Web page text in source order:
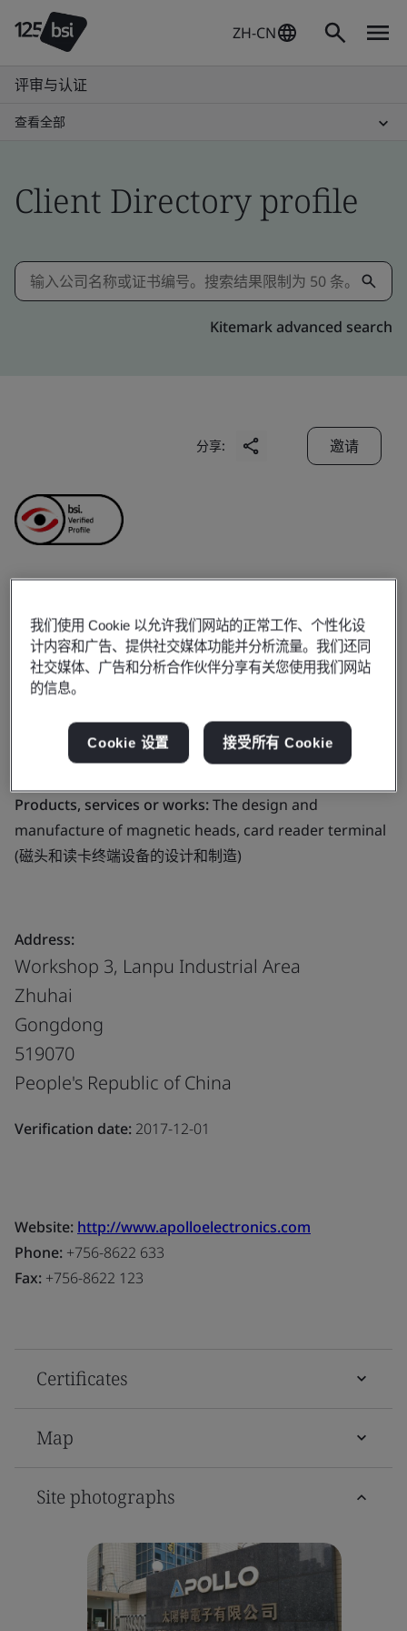
ZH-CN
评审与认证
查看全部
Client Directory profile
Kitemark advanced search
分享: 邀请
Apollo (Zhuhai)
Electronics Co., Ltd.
magnetic heads, card reader terminal (磁头和读卡终端
设备的设计和制造)
Products, services or works:The design and
manufacture of magnetic heads, card reader terminal
(磁头和读卡终端设备的设计和制造)
Address:
Workshop 3, Lanpu Industrial Area
Zhuhai
Gongdong
519070
People's Republic of China
Verification date: 2017-12-01
Website: http://www.apolloelectronics.com
Phone: +756-8622 633
Fax: +756-8622 123
Certificates
Map
Site photographs
我们使用 Cookie 以允许我们网站的正常工作、个性化设
计内容和广告、提供社交媒体功能并分析流量。我们还同
社交媒体、广告和分析合作伙伴分享有关您使用我们网站
的信息。
Cookie 设置 接受所有 Cookie